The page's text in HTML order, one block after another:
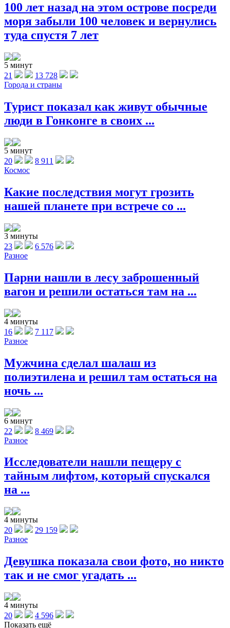
100 лет назад на этом острове посреди
моря забыли 100 человек и вернулись
туда спустя 7 лет
5 минут
21
13 728
Города и страны
Турист показал как живут обычные
люди в Гонконге в своих ...
5 минут
20
8 911
Космос
Какие последствия могут грозить
нашей планете при встрече со ...
3 минуты
23
6 576
Разное
Парни нашли в лесу заброшенный
вагон и решили остаться там на ...
4 минуты
16
7 117
Разное
Мужчина сделал шалаш из
полиэтилена и решил там остаться на
ночь ...
6 минут
22
8 469
Разное
Исследователи нашли пещеру с
тайным лифтом, который спускался
на ...
4 минуты
20
29 159
Разное
Девушка показала свои фото, но никто
так и не смог угадать ...
4 минуты
20
4 596
Показать ещё